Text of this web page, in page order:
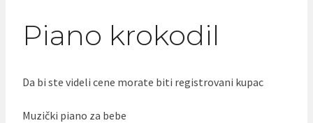
Piano krokodil
Da bi ste videli cene morate biti registrovani kupac
Muzički piano za bebe